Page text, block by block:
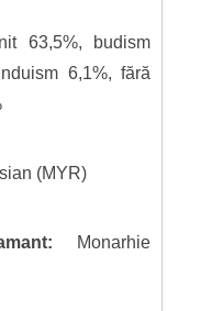
63,5%, budism
6,1%, fără
(MYR)
Monarhie